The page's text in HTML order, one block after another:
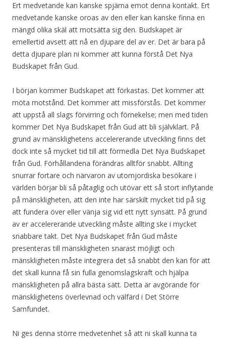
Ert medvetande kan kanske spjärna emot denna kontakt. Ert
medvetande kanske oroas av den eller kan kanske finna en
mängd olika skäl att motsätta sig den. Budskapet är
emellertid avsett att nå en djupare del av er. Det är bara på
detta djupare plan ni kommer att kunna förstå Det Nya
Budskapet från Gud.
I början kommer Budskapet att förkastas. Det kommer att
möta motstånd. Det kommer att missförstås. Det kommer
att uppstå all slags förvirring och förnekelse; men med tiden
kommer Det Nya Budskapet från Gud att bli självklart. På
grund av mänsklighetens accelererande utveckling finns det
dock inte så mycket tid till att förmedla Det Nya Budskapet
från Gud. Förhållandena förändras alltför snabbt. Allting
snurrar fortare och närvaron av utomjordiska besökare i
världen börjar bli så påtaglig och utövar ett så stort inflytande
på mänskligheten, att den inte har särskilt mycket tid på sig
att fundera över eller vänja sig vid ett nytt synsätt. På grund
av er accelererande utveckling måste allting ske i mycket
snabbare takt. Det Nya Budskapet från Gud måste
presenteras till mänskligheten snarast möjligt och
mänskligheten måste integrera det så snabbt den kan för att
det skall kunna få sin fulla genomslagskraft och hjälpa
mänskligheten på allra bästa sätt. Detta är avgörande för
mänsklighetens överlevnad och välfärd i Det Större
Samfundet.
Ni ges denna större medvetenhet så att ni skall kunna ta